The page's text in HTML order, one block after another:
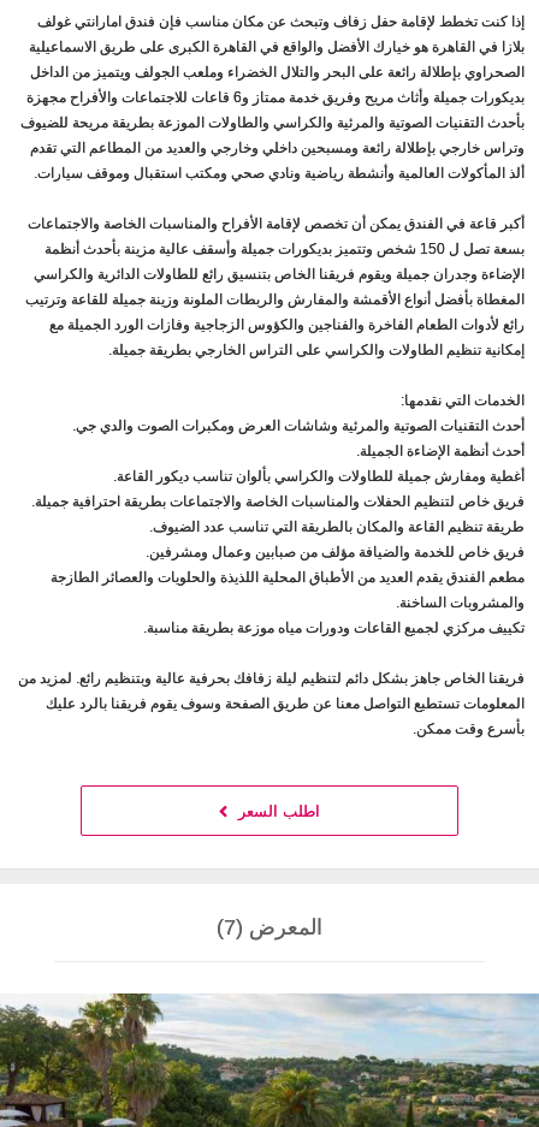
إذا كنت تخطط لإقامة حفل زفاف وتبحث عن مكان مناسب فإن فندق امارانتي غولف
بلازا في القاهرة هو خيارك الأفضل والواقع في القاهرة الكبرى على طريق الاسماعيلية
الصحراوي بإطلالة رائعة على البحر والتلال الخضراء وملعب الجولف ويتميز من الداخل
بديكورات جميلة وأثاث مريح وفريق خدمة ممتاز و6 قاعات للاجتماعات والأفراح مجهزة
بأحدث التقنيات الصوتية والمرئية والكراسي والطاولات الموزعة بطريقة مريحة للضيوف
وتراس خارجي بإطلالة رائعة ومسبحين داخلي وخارجي والعديد من المطاعم التي تقدم
ألذ المأكولات العالمية وأنشطة رياضية ونادي صحي ومكتب استقبال وموقف سيارات.
أكبر قاعة في الفندق يمكن أن تخصص لإقامة الأفراح والمناسبات الخاصة والاجتماعات
بسعة تصل ل 150 شخص وتتميز بديكورات جميلة وأسقف عالية مزينة بأحدث أنظمة
الإضاءة وجدران جميلة ويقوم فريقنا الخاص بتنسيق رائع للطاولات الدائرية والكراسي
المغطاة بأفضل أنواع الأقمشة والمفارش والربطات الملونة وزينة جميلة للقاعة وترتيب
رائع لأدوات الطعام الفاخرة والفناجين والكؤوس الزجاجية وفازات الورد الجميلة مع
إمكانية تنظيم الطاولات والكراسي على التراس الخارجي بطريقة جميلة.
الخدمات التي نقدمها:
أحدث التقنيات الصوتية والمرئية وشاشات العرض ومكبرات الصوت والدي جي.
أحدث أنظمة الإضاءة الجميلة.
أغطية ومفارش جميلة للطاولات والكراسي بألوان تناسب ديكور القاعة.
فريق خاص لتنظيم الحفلات والمناسبات الخاصة والاجتماعات بطريقة احترافية جميلة.
طريقة تنظيم القاعة والمكان بالطريقة التي تناسب عدد الضيوف.
فريق خاص للخدمة والضيافة مؤلف من صبابين وعمال ومشرفين.
مطعم الفندق يقدم العديد من الأطباق المحلية اللذيذة والحلويات والعصائر الطازجة
والمشروبات الساخنة.
تكييف مركزي لجميع القاعات ودورات مياه موزعة بطريقة مناسبة.
فريقنا الخاص جاهز بشكل دائم لتنظيم ليلة زفافك بحرفية عالية وبتنظيم رائع. لمزيد من
المعلومات تستطيع التواصل معنا عن طريق الصفحة وسوف يقوم فريقنا بالرد عليك
بأسرع وقت ممكن.
اطلب السعر
المعرض (7)